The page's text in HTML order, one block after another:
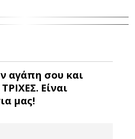
αγάπη σου και
Είναι
μας!